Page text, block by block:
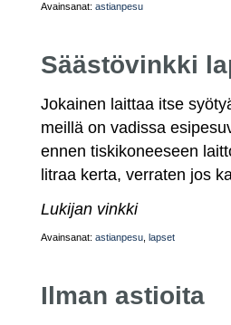
Avainsanat: astianpesu
Säästövinkki
Jokainen laittaa itse
meillä on vadissa
ennen tiskikoneeseen
litraa kerta, verraten jos
Lukijan vinkki
Avainsanat: astianpesu lapset
Ilman astioita